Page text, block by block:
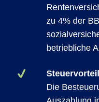
zu 4% der
betriebliche
Die